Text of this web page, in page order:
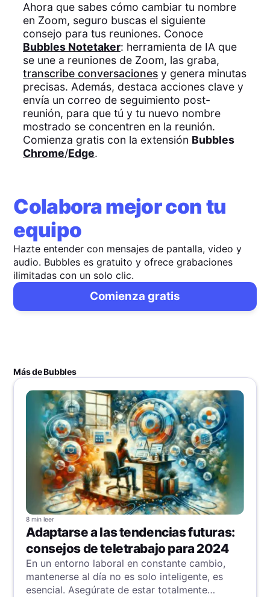
Ahora que sabes cómo cambiar tu nombre
en Zoom, seguro buscas el siguiente
consejo para tus reuniones. Conoce
Bubbles Notetaker: herramienta de IA que
se une a reuniones de Zoom, las graba,
transcribe conversacionesy genera minutas
precisas. Además, destaca acciones clave y
envía un correo de seguimiento post-
reunión, para que tú y tu nuevo nombre
mostrado se concentren en la reunión.
Comienza gratis con la extensión Bubbles
Chrome/Edge.
Colabora mejor con tu
equipo
Hazte entender con mensajes de pantalla, video y
audio. Bubbles es gratuito y ofrece grabaciones
ilimitadas con un solo clic.
Comienza gratis
Más de Bubbles
8 min leer
Adaptarse a las tendencias futuras:
consejos de teletrabajo para 2024
En un entorno laboral en constante cambio,
mantenerse al día no es solo inteligente, es
esencial. Asegúrate de estar totalmente